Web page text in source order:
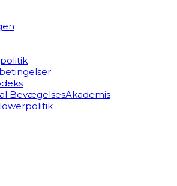
BevægelsesAkademis